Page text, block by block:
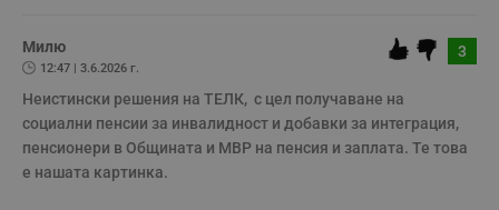
3
Милю
12:47 | 3.6.2026 г.
Неистински решения на ТЕЛК,  с цел получаване на
социални пенсии за инвалидност и добавки за интеграция,
пенсионери в Общината и МВР на пенсия и заплата. Те това
е нашата картинка.
Име
Валиден
__RequestVerificationToken
Microsoft
Corporation
www.dunavmost.com